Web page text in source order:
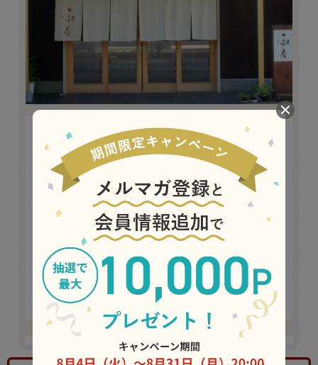
祖母が作る「鮎の佃煮」に続く逸品を作りたいという思いか
ら、江戸時代から続く真鴨料理の老舗『鳥心』で鴨肉の調理を学
びました。古くから長浜港には良質な真鴨を出す店が並んだこと
から、「鴨の本場」といわれています。「鴨ロースの基本は教え
てやるから、後はお前の努力でお客様を感動させられる味に仕上
げなさい。ええ加減な鴨ロースは世の中に山ほどある。ええもん
に仕上げなあかん」と『鳥新』の大将の教えを受け、『ダントツ
に美味しい鴨ロースをつくる！』と心に誓いました。
鴨の選定はもちろん、良い昆布を求めて北海道の利尻まで飛ん
だり、何十種類という醤油を試したりと、試作と試食を繰り返す
毎日でした。それから７年が経過し、ようやく自信を持ってお客
様にご提供できる和風『鴨ロース』が完成しました。
（一湖房 代表取締役社長 川瀬裕正）